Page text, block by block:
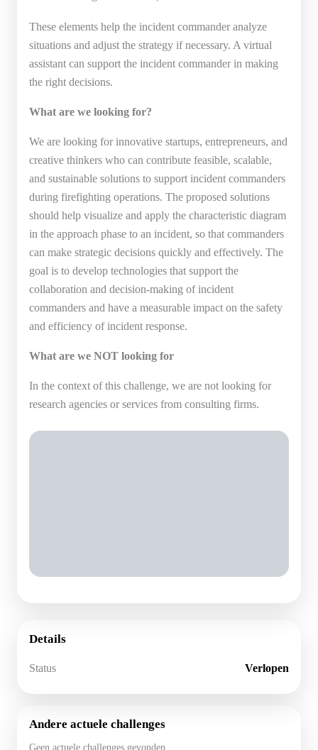
These elements help the incident commander analyze
situations and adjust the strategy if necessary. A virtual
assistant can support the incident commander in making
the right decisions.
What are we looking for?
We are looking for innovative startups, entrepreneurs, and
creative thinkers who can contribute feasible, scalable,
and sustainable solutions to support incident commanders
during firefighting operations. The proposed solutions
should help visualize and apply the characteristic diagram
in the approach phase to an incident, so that commanders
can make strategic decisions quickly and effectively. The
goal is to develop technologies that support the
collaboration and decision-making of incident
commanders and have a measurable impact on the safety
and efficiency of incident response.
What are we NOT looking for
In the context of this challenge, we are not looking for
research agencies or services from consulting firms.
Details
Status Verlopen
Andere actuele challenges
Geen actuele challenges gevonden.